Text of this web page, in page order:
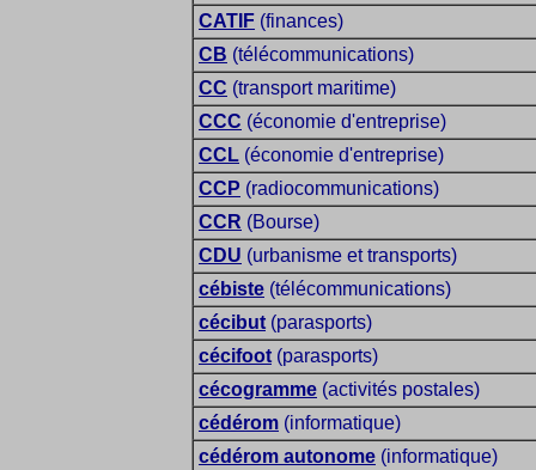
CATIF (finances)
CB (télécommunications)
CC (transport maritime)
CCC (économie d'entreprise)
CCL (économie d'entreprise)
CCP (radiocommunications)
CCR (Bourse)
CDU (urbanisme et transports)
cébiste (télécommunications)
cécibut (parasports)
cécifoot (parasports)
cécogramme (activités postales)
cédérom (informatique)
cédérom autonome (informatique)